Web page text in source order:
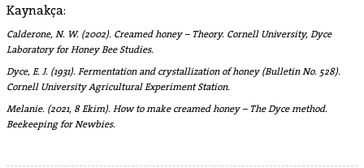
Kaynakça:
Calderone, N. W. (2002). Creamed honey – Theory. Cornell University, Dyce
Laboratory for Honey Bee Studies.
Dyce, E. J. (1931). Fermentation and crystallization of honey (Bulletin No. 528).
Cornell University Agricultural Experiment Station.
Melanie. (2021, 8 Ekim). How to make creamed honey – The Dyce method.
Beekeeping for Newbies.